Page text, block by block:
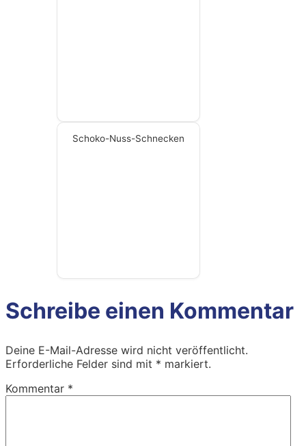
Schoko-Nuss-Schnecken
Schreibe einen Kommentar
Deine E-Mail-Adresse wird nicht veröffentlicht.
Erforderliche Felder sind mit * markiert.
Kommentar *